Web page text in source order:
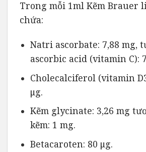
Trong mỗi 1ml Kẽm Brauer
chứa:
Natri ascorbate: 7,88 mg,
ascorbic acid (vitamin C):
Cholecalciferol (vitamin
μg.
Kẽm glycinate: 3,26 mg
kẽm: 1 mg.
Betacaroten: 80 μg.